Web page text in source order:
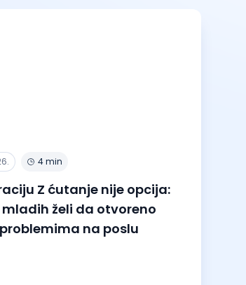
4 min
Z ćutanje nije opcija:
mladih želi da otvoreno
na poslu